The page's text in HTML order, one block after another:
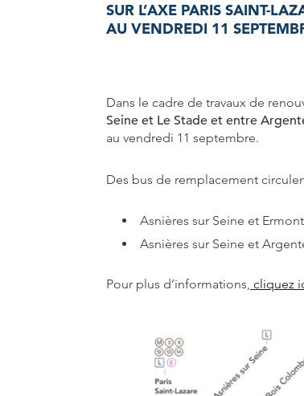
SUR L’AXE PARIS SAINT-
AU VENDREDI 11
Dans le cadre de travaux de
Seine et Le Stade et entre
au vendredi 11 septembre.
Des bus de remplacement
Asnières sur Seine et
Asnières sur Seine et
Pour plus d’informations, cliquez